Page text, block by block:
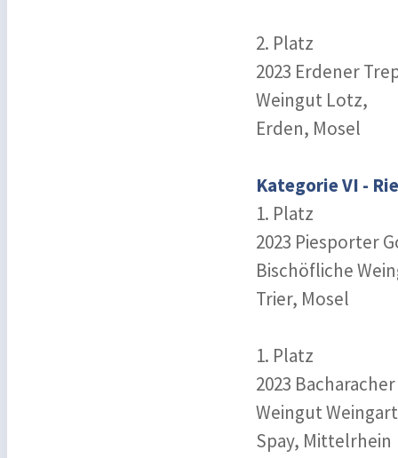
2. Platz
2023 Erdener
Weingut Lotz,
Erden, Mosel
Kategorie VI -
1. Platz
2023 Piesporter
Bischöfliche
Trier, Mosel
1. Platz
2023
Weingut Weingart
Spay, Mittelrhein